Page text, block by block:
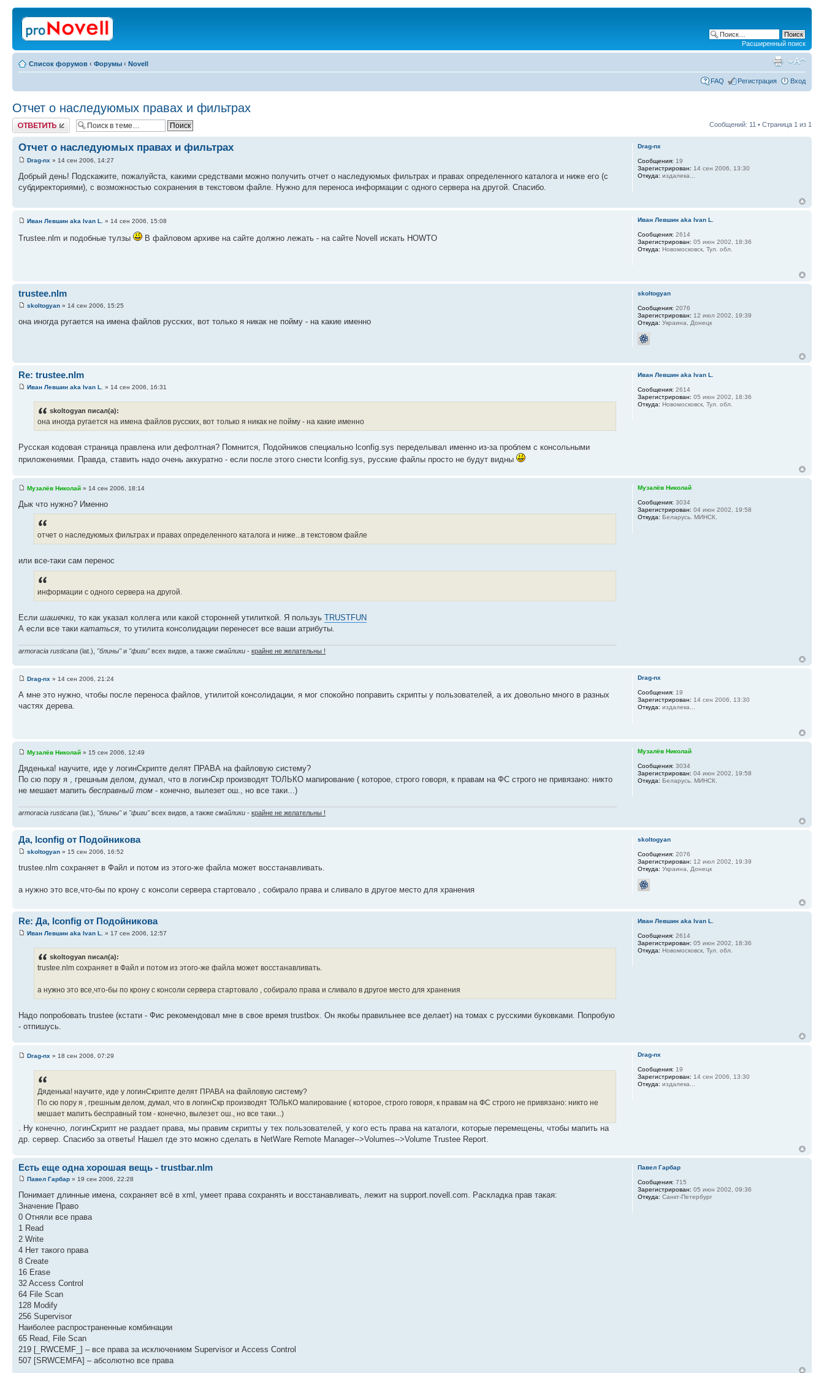
Расширенный поиск
Список форумов ‹ Форумы ‹ Novell
FAQ Регистрация Вход
Отчет о наследуюмых правах и фильтрах
Ответить Сообщений: 11 • Страница 1 из 1
Отчет о наследуюмых правах и фильтрах
Drag-nx » 14 сен 2006, 14:27
Добрый день! Подскажите, пожалуйста, какими средствами можно получить отчет о наследуюмых фильтрах и правах определенного каталога и ниже его (с
субдиректориями), с возможностью сохранения в текстовом файле. Нужно для переноса информации с одного сервера на другой. Спасибо.
Drag-nx
Сообщения: 19
Зарегистрирован: 14 сен 2006, 13:30
Откуда: издалека...
Иван Левшин aka Ivan L.
» 14 сен 2006, 15:08
Trustee.nlm и подобные тулзы В файловом архиве на сайте должно лежать - на сайте Novell искать HOWTO
Иван Левшин aka Ivan L.
Сообщения: 2614
Зарегистрирован: 05 июн 2002, 18:36
Откуда: Новомосковск, Тул. обл.
trustee.nlm
skoltogyan » 14 сен 2006, 15:25
она иногда ругается на имена файлов русских, вот только я никак не пойму - на какие именно
skoltogyan
Сообщения: 2076
Зарегистрирован: 12 июл 2002, 19:39
Откуда: Украина, Донецк
Re: trustee.nlm
Иван Левшин aka Ivan L. » 14 сен 2006, 16:31
skoltogyan писал(а):
она иногда ругается на имена файлов русских, вот только я никак не пойму - на какие именно
Русская кодовая страница правлена или дефолтная? Помнится, Подойников специально lconfig.sys переделывал именно из-за проблем с консольными
приложениями. Правда, ставить надо очень аккуратно - если после этого снести lconfig.sys, русские файлы просто не будут видны
Иван Левшин aka Ivan L.
Сообщения: 2614
Зарегистрирован: 05 июн 2002, 18:36
Откуда: Новомосковск, Тул. обл.
Музалёв Николай » 14 сен 2006, 18:14
Дык что нужно? Именно
отчет о наследуюмых фильтрах и правах определенного каталога и ниже...в текстовом файле
или все-таки сам перенос
информации с одного сервера на другой.
Если шашечки , то как указал коллега или какой сторонней утилиткой. Я пользуь TRUSTFUN
А если все таки кататься , то утилита консолидации перенесет все ваши атрибуты.
armoracia rusticana (lat.), "блины"и "фиги"всех видов, а также смайлики - крайне не желательны !
Музалёв Николай
Сообщения: 3034
Зарегистрирован: 04 июн 2002, 19:58
Откуда: Беларусь. МИНСК.
Drag-nx » 14 сен 2006, 21:24
А мне это нужно, чтобы после переноса файлов, утилитой консолидации, я мог спокойно поправить скрипты у пользователей, а их довольно много в разных
частях дерева.
Drag-nx
Сообщения: 19
Зарегистрирован: 14 сен 2006, 13:30
Откуда: издалека...
Музалёв Николай » 15 сен 2006, 12:49
Дяденька! научите, иде у логинСкрипте делят ПРАВА на файловую систему?
По сю пору я , грешным делом, думал, что в логинСкр производят ТОЛЬКО мапирование ( которое, строго говоря, к правам на ФС строго не привязано: никто
не мешает мапить бесправный том - конечно, вылезет ош., но все таки...)
armoracia rusticana (lat.), "блины"и "фиги"всех видов, а также смайлики - крайне не желательны !
Музалёв Николай
Сообщения: 3034
Зарегистрирован: 04 июн 2002, 19:58
Откуда: Беларусь. МИНСК.
Да, lconfig от Подойникова
skoltogyan » 15 сен 2006, 16:52
trustee.nlm сохраняет в Файл и потом из этого-же файла может восстанавливать.
а нужно это все,что-бы по крону с консоли сервера стартовало , собирало права и сливало в другое место для хранения
skoltogyan
Сообщения: 2076
Зарегистрирован: 12 июл 2002, 19:39
Откуда: Украина, Донецк
Re: Да, lconfig от Подойникова
Иван Левшин aka Ivan L. » 17 сен 2006, 12:57
skoltogyan писал(а):
trustee.nlm сохраняет в Файл и потом из этого-же файла может восстанавливать.
а нужно это все,что-бы по крону с консоли сервера стартовало , собирало права и сливало в другое место для хранения
Надо попробовать trustee (кстати - Фис рекомендовал мне в свое время trustbox. Он якобы правильнее все делает) на томах с русскими буковками. Попробую
- отпишусь.
Иван Левшин aka Ivan L.
Сообщения: 2614
Зарегистрирован: 05 июн 2002, 18:36
Откуда: Новомосковск, Тул. обл.
Drag-nx » 18 сен 2006, 07:29
Дяденька! научите, иде у логинСкрипте делят ПРАВА на файловую систему?
По сю пору я , грешным делом, думал, что в логинСкр производят ТОЛЬКО мапирование ( которое, строго говоря, к правам на ФС строго не привязано: никто не
мешает мапить бесправный том - конечно, вылезет ош., но все таки...)
. Ну конечно, логинСкрипт не раздает права, мы правим скрипты у тех пользователей, у кого есть права на каталоги, которые перемещены, чтобы мапить на
др. сервер. Спасибо за ответы! Нашел где это можно сделать в NetWare Remote Manager-->Volumes-->Volume Trustee Report.
Drag-nx
Сообщения: 19
Зарегистрирован: 14 сен 2006, 13:30
Откуда: издалека...
Есть еще одна хорошая вещь - trustbar.nlm
Павел Гарбар » 19 сен 2006, 22:28
Понимает длинные имена, сохраняет всё в xml, умеет права сохранять и восстанавливать, лежит на support.novell.com. Раскладка прав такая:
Значение Право
0 Отняли все права
1 Read
2 Write
4 Нет такого права
8 Create
16 Erase
32 Access Control
64 File Scan
128 Modify
256 Supervisor
Наиболее распространенные комбинации
65 Read, File Scan
219 [_RWCEMF_] – все права за исключением Supervisor и Access Control
507 [SRWCEMFA] – абсолютно все права
Павел Гарбар
Сообщения: 715
Зарегистрирован: 05 июн 2002, 09:36
Откуда: Санкт-Петербург